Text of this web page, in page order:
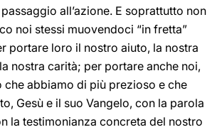
all’azione. E soprattutto non
noi stessi muovendoci “in fretta”
portare loro il nostro aiuto, la nostra
nostra carità; per portare anche noi,
che abbiamo di più prezioso e che
Gesù e il suo Vangelo, con la parola
la testimonianza concreta del nostro